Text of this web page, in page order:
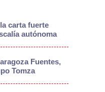
carta fuerte
autónoma
Fuentes,
Tomza